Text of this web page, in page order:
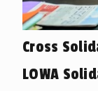
Cross
LOWA